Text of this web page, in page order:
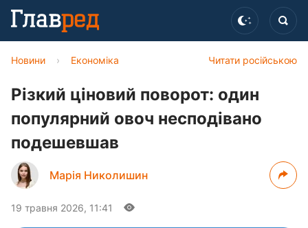
Читати російською
Новини › Економіка
Різкий ціновий поворот: один
популярний овоч несподівано
подешевшав
Марія Николишин
19 травня 2026, 11:41